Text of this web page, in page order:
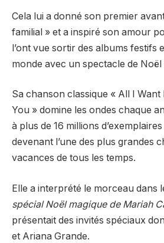
Cela lui a donné son premier
familial » et a inspiré son amour
l’ont vue sortir des albums festifs
monde avec un spectacle de Noël
Sa chanson classique « All I Want
You » domine les ondes chaque
à plus de 16 millions
devenant l’une des plus grandes
vacances de tous les temps.
Elle a interprété le morceau dans
spécial Noël magique de Mariah
présentait des invités spéciaux
et Ariana Grande.